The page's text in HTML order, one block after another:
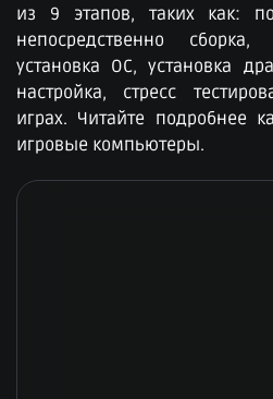
из 9 этапов, таких как:
непосредственно
установка ОС, установка
настройка, стресс
играх. Читайте подробнее
игровые компьютеры.